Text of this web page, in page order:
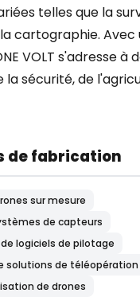
telles que la
cartographie. Avec
VOLT s'adresse à
la sécurité, de
de fabrication
sur mesure
de capteurs
logiciels de pilotage
solutions de téléopération
de drones